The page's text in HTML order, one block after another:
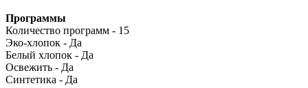
Программы
Количество программ - 15
Эко-хлопок - Да
Белый хлопок - Да
Освежить - Да
Синтетика - Да